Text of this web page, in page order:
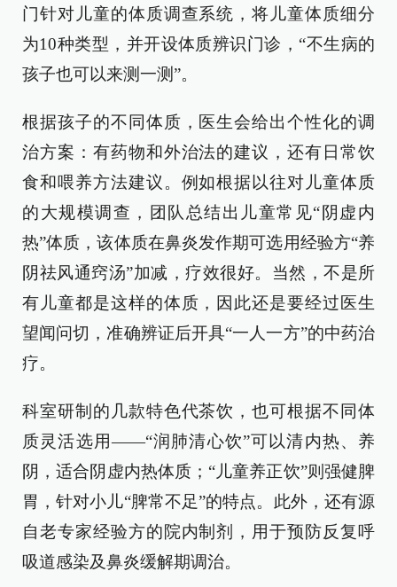
门针对儿童的体质调查系统，将儿童体质细分
为10种类型，并开设体质辨识门诊，“不生病的
孩子也可以来测一测”。
根据孩子的不同体质，医生会给出个性化的调
治方案：有药物和外治法的建议，还有日常饮
食和喂养方法建议。例如根据以往对儿童体质
的大规模调查，团队总结出儿童常见“阴虚内
热”体质，该体质在鼻炎发作期可选用经验方“养
阴祛风通窍汤”加减，疗效很好。当然，不是所
有儿童都是这样的体质，因此还是要经过医生
望闻问切，准确辨证后开具“一人一方”的中药治
疗。
科室研制的几款特色代茶饮，也可根据不同体
质灵活选用——“润肺清心饮”可以清内热、养
阴，适合阴虚内热体质；“儿童养正饮”则强健脾
胃，针对小儿“脾常不足”的特点。此外，还有源
自老专家经验方的院内制剂，用于预防反复呼
吸道感染及鼻炎缓解期调治。